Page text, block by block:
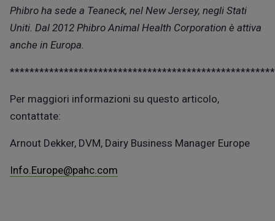
Phibro ha sede a Teaneck, nel New Jersey, negli Stati
Uniti. Dal 2012 Phibro Animal Health Corporation è attiva
anche in Europa.
Per maggiori informazioni su questo articolo,
contattate:
Arnout Dekker, DVM, Dairy Business Manager Europe
Info.Europe@pahc.com